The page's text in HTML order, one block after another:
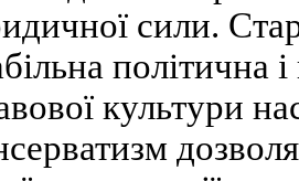
сили.
політична
культури